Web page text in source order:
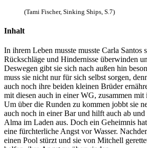
(Tami Fischer, Sinking Ships, S.7)
Inhalt
In ihrem Leben musste musste Carla Santos
Rückschläge und Hindernisse überwinden
Deswegen gibt sie sich nach außen hin
muss sie nicht nur für sich selbst sorgen,
auch noch ihre beiden kleinen Brüder
mit diesen auch in einer WG, zusammen
Um über die Runden zu kommen jobbt sie
auch noch in einer Bar und hilft auch ab
Alma im Laden aus. Doch ein Geheimnis
eine fürchterliche Angst vor Wasser.
einen Pool stürzt und sie von Mitchell